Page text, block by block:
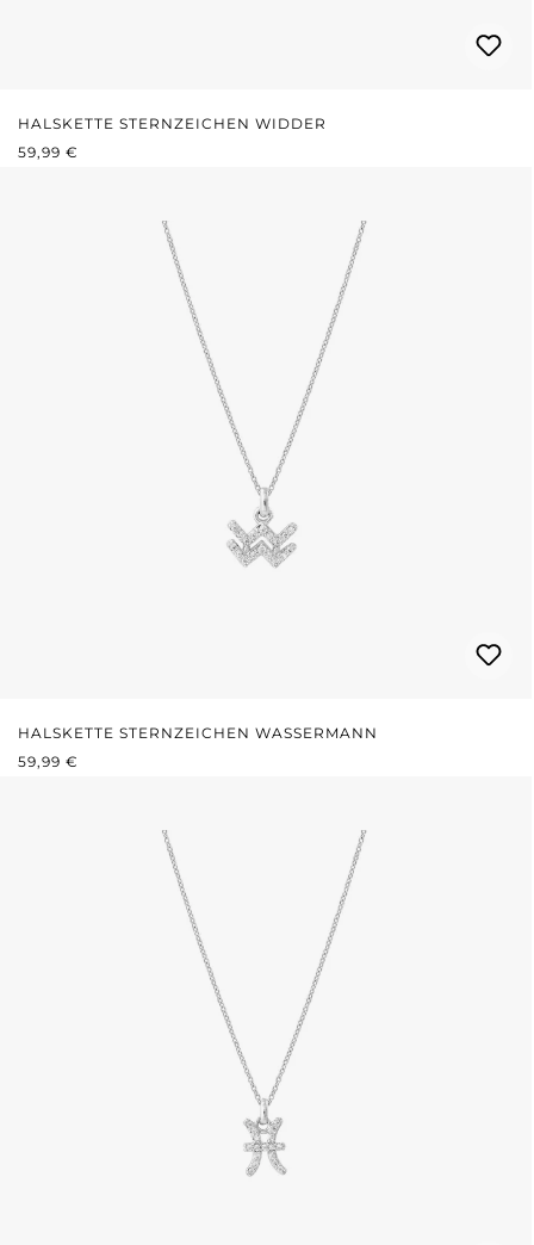
HALSKETTE STERNZEICHEN WIDDER
REGULÄRER PREIS:
59,99 €
HALSKETTE STERNZEICHEN WASSERMANN
REGULÄRER PREIS:
59,99 €